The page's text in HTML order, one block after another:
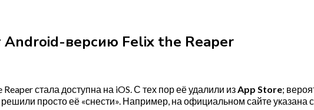
версию Felix the Reaper
стала доступна на iOS. С тех пор её удалили изApp Store;
решили просто её «снести». Например, на официальном сайте указана